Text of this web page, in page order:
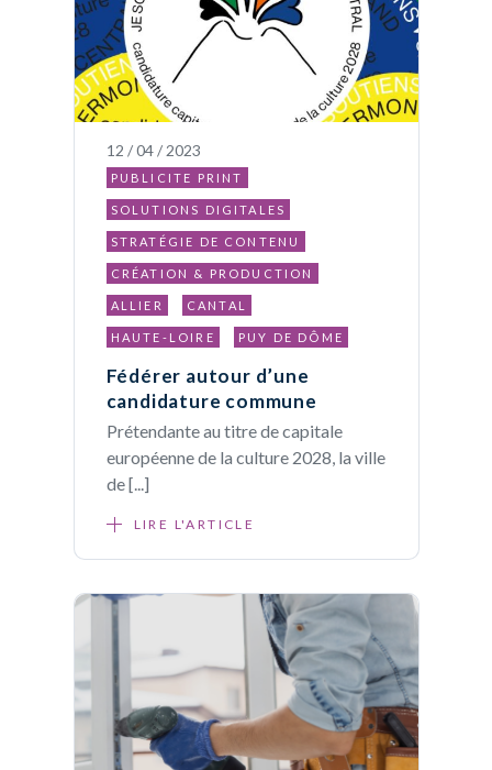
12 / 04 / 2023
PUBLICITE PRINT
SOLUTIONS DIGITALES
STRATÉGIE DE CONTENU
CRÉATION & PRODUCTION
ALLIER CANTAL
HAUTE-LOIRE PUY DE DÔME
Fédérer autour d’une
candidature commune
Prétendante au titre de capitale
européenne de la culture 2028, la ville
de [...]
LIRE L'ARTICLE